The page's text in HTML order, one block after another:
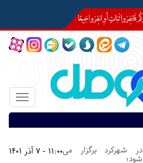
Toggle
11:00 - 7 آذر 1401در شهرکرد برگزار می
شود؛